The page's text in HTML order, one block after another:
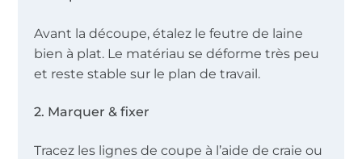
Avant la découpe, étalez le feutre de laine
bien à plat. Le matériau se déforme très peu
et reste stable sur le plan de travail.
2. Marquer & fixer
Tracez les lignes de coupe à l’aide de craie ou